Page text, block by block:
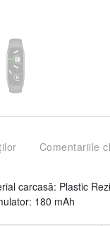
Comentariile
carcasă: Plastic
180 mAh